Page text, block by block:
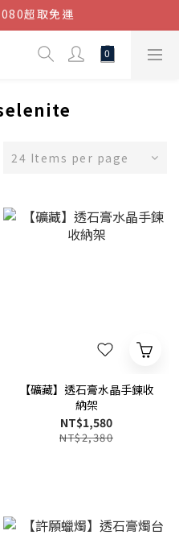
超取免運
超取免運
超取免運
24 Items per page
【礦藏】透石膏水晶手鍊收
納架
NT$1,580
NT$2,380